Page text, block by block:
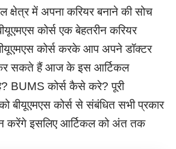
में अपना करियर बनाने की सोच
कोर्स एक बेहतरीन करियर
कोर्स करके आप अपने डॉक्टर
कर सकते हैं आज के इस आर्टिकल
BUMS कोर्स कैसे करे? पूरी
बीयूएमएस कोर्स से संबंधित सभी प्रकार
करेंगे इसलिए आर्टिकल को अंत तक